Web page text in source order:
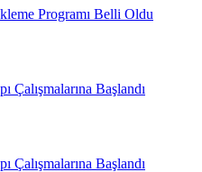
Programı Belli Oldu
Çalışmalarına Başlandı
Çalışmalarına Başlandı